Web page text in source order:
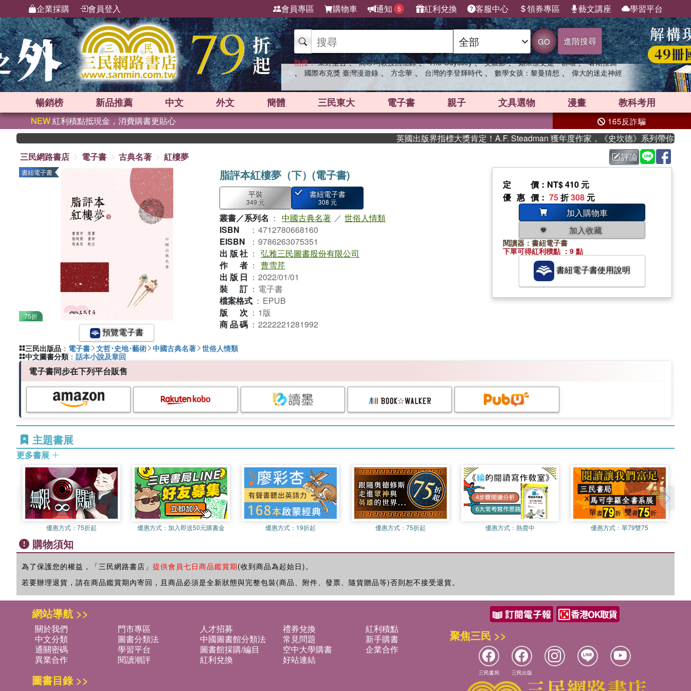
企業採購 會員登入 會員專區 購物車 通知 5 紅利兌換 客服中心 領券專區 藝文講座 學習平台
GO 進階搜尋
熱搜： 東野圭吾 、 高希均教授回憶錄 、 The Odyssey 、 父親節 、 如果歷史是一群喵 、 暑期推薦
、 國際布克獎 臺灣漫遊錄 、 方念華 、 台灣的李登輝時代 、 數學女孩：黎曼猜想 、 偉大的迷走神經
暢銷榜 新品推薦 中文 外文 簡體 三民東大 電子書 親子 文具選物 漫畫 教科考用
NEW紅利積點抵現金，消費購書更貼心 165反詐騙
英國出版界指標大獎肯定！A.F. Steadman 獲年度作家，《史坎德》系列帶你踏上熱
三民網路書店
電子書 古典名著 紅樓夢 評論
書紐電子書
75折
預覽電子書
脂評本紅樓夢（下）(電子書)
平裝
349 元
書紐電子書
308 元
叢書／系列名 ： 中國古典名著 ／ 世俗人情類
ISBN
： 4712780668160
EISBN
： 9786263075351
出版社 ： 弘雅三民圖書股份有限公司
作者 ： 曹雪芹
出版日 ： 2022/01/01
裝訂 ： 電子書
檔案格式 ： EPUB
版次 ： 1版
商品碼 ： 2222221281992
定價 ：NT$ 410 元
優惠價 ： 75折308 元
加入購物車
加入收藏
閱讀器：書紐電子書
下單可得紅利積點 ：9 點
書紐電子書使用說明
三民出版品 ： 電子書 文哲･史地･藝術 中國古典名著 世俗人情類
中文圖書分類 ： 話本小說及章回
電子書同步在下列平台販售
主題書展
更多書展
優惠方式： 75折起 優惠方式： 加入即送50元購書金 優惠方式： 19折起 優惠方式： 75折起 優惠方式： 熱賣中 優惠方式：單79雙75
購物須知
為了保護您的權益，「三民網路書店」 提供會員七日商品鑑賞期(收到商品為起始日)。
若要辦理退貨，請在商品鑑賞期內寄回，且商品必須是全新狀態與完整包裝(商品、附件、發票、隨貨贈品等)否則恕不接受退貨。
網站導航 >>
關於我們 門市專區 人才招募 禮券兌換
紅利積點
中文分類
圖書分類法 中國圖書館分類法 常見問題
新手購書
通關密碼
學習平台 圖書館採購/編目 空中大學購書
企業合作
異業合作
閱讀潮評 紅利兌換 好站連結
圖書目錄 >>
聚焦三民 >>
三民書局 三民出版